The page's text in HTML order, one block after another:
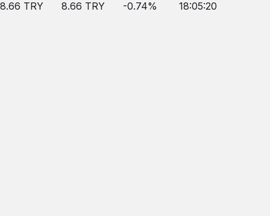
8.66 TRY
8.66 TRY
-0.74%
18:05:20